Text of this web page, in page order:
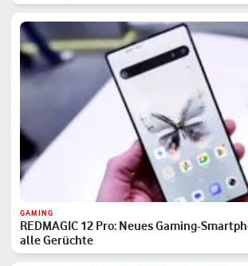
GAMING
REDMAGIC 12 Pro: Neues Gaming-
alle Gerüchte